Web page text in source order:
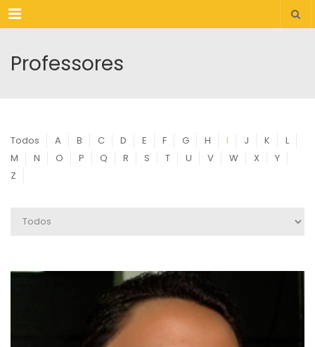
Menu
Professores
Todos A B C D E F G H I J K
L
M
N O P Q R S T U V W X
Y
Z